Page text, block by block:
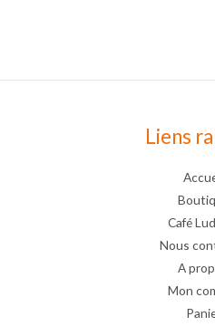
Liens
Café
Nous
A
Mon